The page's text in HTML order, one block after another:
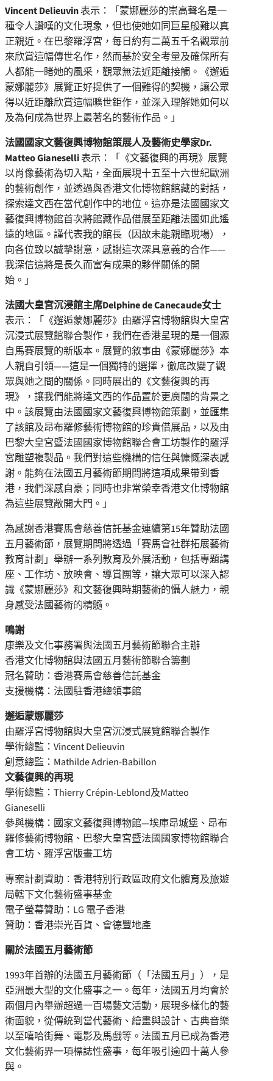
VincentDelieuvin表示：「蒙娜麗莎的崇高聲名是一
種令人讚嘆的文化現象，但也使她如同巨星般難以真
正親近。在巴黎羅浮宮，每日約有二萬五千名觀眾前
來欣賞這幅傳世名作，然而基於安全考量及確保所有
人都能一睹她的風采，觀眾無法近距離接觸。《邂逅
蒙娜麗莎》展覽正好提供了一個難得的契機，讓公眾
得以近距離欣賞這幅曠世鉅作，並深入理解她如何以
及為何成為世界上最著名的藝術作品。」
法國國家文藝復興博物館策展人及藝術史學家Dr.
MatteoGianeselli表示：「《文藝復興的再現》展覽
以肖像藝術為切入點，全面展現十五至十六世紀歐洲
的藝術創作，並透過與香港文化博物館館藏的對話，
探索達文西在當代創作中的地位。這亦是法國國家文
藝復興博物館首次將館藏作品借展至距離法國如此遙
遠的地區。謹代表我的館長（因故未能親臨現場），
向各位致以誠摯謝意，感謝這次深具意義的合作——
我深信這將是長久而富有成果的夥伴關係的開
始。」
法國大皇宮沉浸館主席Delphine de Canecaude女士
表示：「《邂逅蒙娜麗莎》由羅浮宮博物館與大皇宮
沉浸式展覽館聯合製作， 我們在香港呈現的是一個源
自馬賽展覽的新版本。展覽的敘事由《蒙娜麗莎》本
人親自引領——這是一個獨特的選擇，徹底改變了觀
眾與她之間的關係。同時展出的《文藝復興的再
現》，讓我們能將達文西的作品置於更廣闊的背景之
中。該展覽由法國國家文藝復興博物館策劃，並匯集
了該館及昂布羅修藝術博物館的珍貴借展品，以及由
巴黎大皇宮暨法國國家博物館聯合會工坊製作的羅浮
宮雕塑複製品。我們對這些機構的信任與慷慨深表感
謝。能夠在法國五月藝術節期間將這項成果帶到香
港，我們深感自豪；同時也非常榮幸香港文化博物館
為這些展覽敞開大門。」
為感謝香港賽馬會慈善信託基金連續第15年贊助法國
五月藝術節，展覽期間將透過「賽馬會社群拓展藝術
教育計劃」舉辦一系列教育及外展活動，包括專題講
座、工作坊、放映會、導賞團等，讓大眾可以深入認
識《蒙娜麗莎》和文藝復興時期藝術的懾人魅力，親
身感受法國藝術的精髓。
鳴謝
康樂及文化事務署與法國五月藝術節聯合主辦
香港文化博物館與法國五月藝術節聯合籌劃
冠名贊助：香港賽馬會慈善信託基金
支援機構：法國駐香港總領事館
邂逅蒙娜麗莎
由羅浮宮博物館與大皇宮沉浸式展覽館聯合製作
學術總監：Vincent Delieuvin
創意總監：Mathilde Adrien-Babillon
文藝復興的再現
學術總監：Thierry Crépin-Leblond及Matteo
Gianeselli
參與機構：國家文藝復興博物館—埃庫昂城堡、昂布
羅修藝術博物館、巴黎大皇宮暨法國國家博物館聯合
會工坊、羅浮宮版畫工坊
專案計劃資助︰香港特別行政區政府文化體育及旅遊
局轄下文化藝術盛事基金
電子螢幕贊助：LG 電子香港
贊助：香港崇光百貨、會德豐地產
關於法國五月藝術節
1993年首辦的法國五月藝術節（「法國五月」），是
亞洲最大型的文化盛事之一。每年，法國五月均會於
兩個月內舉辦超過一百場藝文活動，展現多樣化的藝
術面貌，從傳統到當代藝術、繪畫與設計、古典音樂
以至嘻哈街舞、電影及馬戲等。法國五月已成為香港
文化藝術界一項標誌性盛事，每年吸引逾四十萬人參
與。